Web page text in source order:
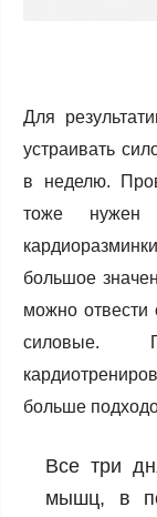
Для
устраивать
в неделю.
тоже
большое
можно отвести
силовые.
больше
Все три
мышц, в